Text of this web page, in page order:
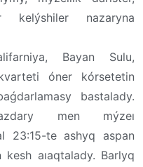
kelýshiler nazaryna
Bayan Sulu,
óner kórsetetin
bastalady.
men mýzeı
23:15-te ashyq aspan
aıaqtalady. Barlyq